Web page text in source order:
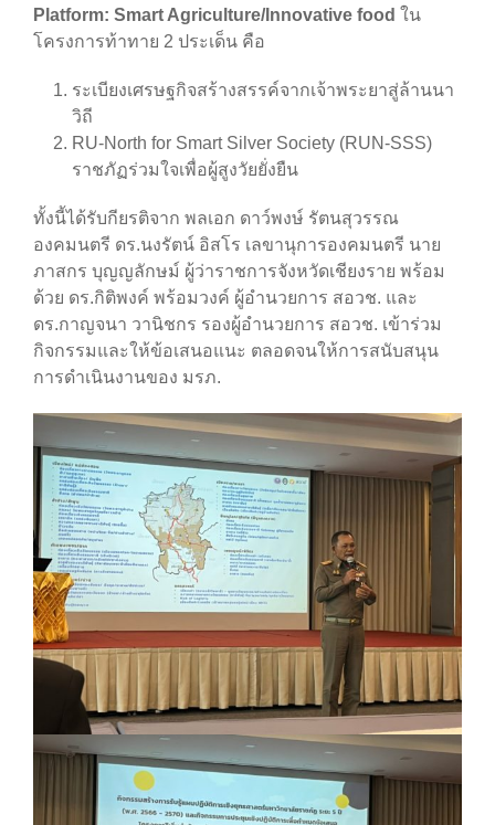
Platform: Smart Agriculture/Innovative food ใน
โครงการท้าทาย 2 ประเด็น คือ
ระเบียงเศรษฐกิจสร้างสรรค์จากเจ้าพระยาสู่ล้านนา
วิถี
RU-North for Smart Silver Society (RUN-SSS)
ราชภัฏร่วมใจเพื่อผู้สูงวัยยั่งยืน
ทั้งนี้ได้รับกียรติจาก พลเอก ดาว์พงษ์ รัตนสุวรรณ
องคมนตรี ดร.นงรัตน์ อิสโร เลขานุการองคมนตรี นาย
ภาสกร บุญญลักษม์ ผู้ว่าราชการจังหวัดเชียงราย พร้อม
ด้วย ดร.กิติพงค์ พร้อมวงค์ ผู้อำนวยการ สอวช. และ
ดร.กาญจนา วานิชกร รองผู้อำนวยการ สอวช. เข้าร่วม
กิจกรรมและให้ข้อเสนอแนะ ตลอดจนให้การสนับสนุน
การดำเนินงานของ มรภ.